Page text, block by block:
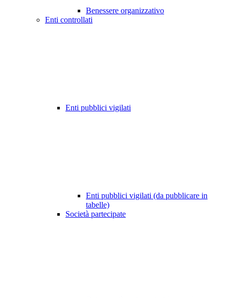
Benessere organizzativo
Enti controllati
Enti pubblici vigilati
Enti pubblici vigilati (da pubblicare in
tabelle)
Società partecipate